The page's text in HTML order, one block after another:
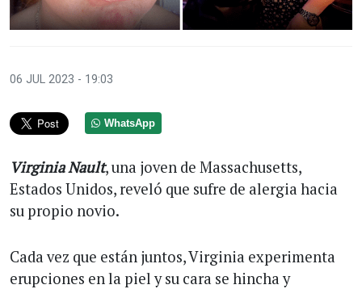
06 JUL 2023 - 19:03
WhatsApp
Virginia Nault, una joven de Massachusetts,
Estados Unidos, reveló que sufre de alergia hacia
su propio novio.
Cada vez que están juntos, Virginia experimenta
erupciones en la piel y su cara se hincha y